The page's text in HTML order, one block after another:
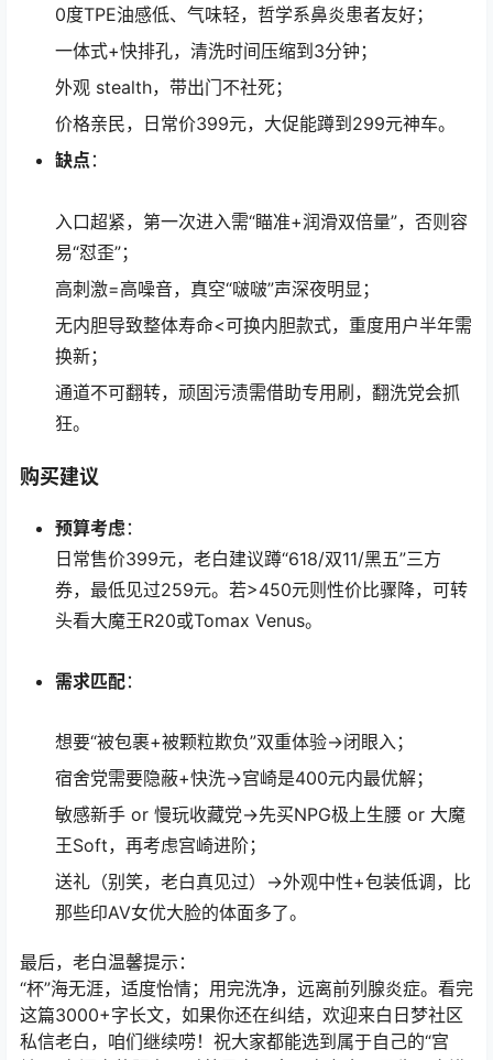
0度TPE油感低、气味轻，哲学系鼻炎患者友好；
一体式+快排孔，清洗时间压缩到3分钟；
外观 stealth，带出门不社死；
价格亲民，日常价399元，大促能蹲到299元神车。
缺点 ：
入口超紧，第一次进入需“瞄准+润滑双倍量”，否则容
易“怼歪”；
高刺激=高噪音，真空“啵啵”声深夜明显；
无内胆导致整体寿命<可换内胆款式，重度用户半年需
换新；
通道不可翻转，顽固污渍需借助专用刷，翻洗党会抓
狂。
购买建议
预算考虑 ：
日常售价399元，老白建议蹲“618/双11/黑五”三方
券，最低见过259元。若>450元则性价比骤降，可转
头看大魔王R20或Tomax Venus。
需求匹配：
想要“被包裹+被颗粒欺负”双重体验→闭眼入；
宿舍党需要隐蔽+快洗→宫崎是400元内最优解；
敏感新手 or 慢玩收藏党→先买NPG极上生腰 or 大魔
王Soft，再考虑宫崎进阶；
送礼（别笑，老白真见过）→外观中性+包装低调，比
那些印AV女优大脸的体面多了。
最后，老白温馨提示：
“杯”海无涯，适度怡情；用完洗净，远离前列腺炎症。看完
这篇3000+字长文，如果你还在纠结，欢迎来白日梦社区
私信老白，咱们继续唠！祝大家都能选到属于自己的“宫